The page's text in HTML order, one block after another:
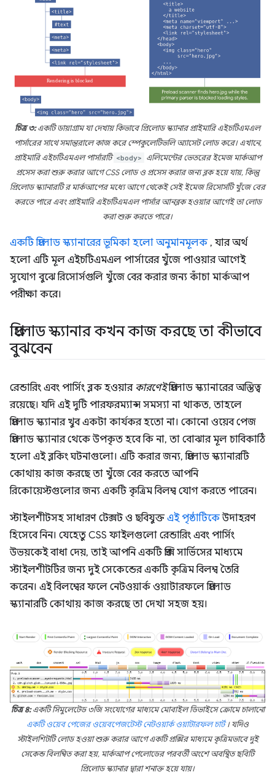
চিত্র ৩:একটি ডায়াগ্রাম যা দেখায় কিভাবে প্রিলোড স্ক্যানার প্রাইমারি এইচটিএমএল
পার্সারের সাথে সমান্তরালে কাজ করে স্পেকুলেটিভলি অ্যাসেট লোড করে। এখানে,
প্রাইমারি এইচটিএমএল পার্সারটি <body> এলিমেন্টের ভেতরের ইমেজ মার্কআপ
প্রসেস করা শুরু করার আগে CSS লোড ও প্রসেস করার জন্য ব্লক হয়ে যায়, কিন্তু
প্রিলোড স্ক্যানারটি র মার্কআপের মধ্যে আগে থেকেই সেই ইমেজ রিসোর্সটি খুঁজে বের
করতে পারে এবং প্রাইমারি এইচটিএমএল পার্সার আনব্লক হওয়ার আগেই তা লোড
করা শুরু করতে পারে।
একটি প্রিলোড স্ক্যানারের ভূমিকা হলো অনুমানমূলক, যার অর্থ
হলো এটি মূল এইচটিএমএল পার্সারের খুঁজে পাওয়ার আগেই
সুযোগ বুঝে রিসোর্সগুলি খুঁজে বের করার জন্য কাঁচা মার্কআপ
পরীক্ষা করে।
প্রিলোড স্ক্যানার কখন কাজ করছে তা কীভাবে
বুঝবেন
রেন্ডারিং এবং পার্সিং ব্লক হওয়ার কারণেইপ্রিলোড স্ক্যানারের অস্তিত্ব
রয়েছে। যদি এই দুটি পারফরম্যান্স সমস্যা না থাকত, তাহলে
প্রিলোড স্ক্যানার খুব একটা কার্যকর হতো না। কোনো ওয়েব পেজ
প্রিলোড স্ক্যানার থেকে উপকৃত হবে কি না, তা বোঝার মূল চাবিকাঠি
হলো এই ব্লকিং ঘটনাগুলো। এটি করার জন্য, প্রিলোড স্ক্যানারটি
কোথায় কাজ করছে তা খুঁজে বের করতে আপনি
রিকোয়েস্টগুলোর জন্য একটি কৃত্রিম বিলম্ব যোগ করতে পারেন।
স্টাইলশীটসহ সাধারণ টেক্সট ও ছবিযুক্তএই পৃষ্ঠাটিকেউদাহরণ
হিসেবে নিন। যেহেতু CSS ফাইলগুলো রেন্ডারিং এবং পার্সিং
উভয়কেই বাধা দেয়, তাই আপনি একটি প্রক্সি সার্ভিসের মাধ্যমে
স্টাইলশীটটির জন্য দুই সেকেন্ডের একটি কৃত্রিম বিলম্ব তৈরি
করেন। এই বিলম্বের ফলে নেটওয়ার্ক ওয়াটারফলে প্রিলোড
স্ক্যানারটি কোথায় কাজ করছে তা দেখা সহজ হয়।
চিত্র ৪:একটি সিমুলেটেড ৩জি সংযোগের মাধ্যমে মোবাইল ডিভাইসে ক্রোমে চালানো
একটি ওয়েব পেজের ওয়েবপেজটেস্ট নেটওয়ার্ক ওয়াটারফল চার্ট। যদিও
স্টাইলশিটটি লোড হওয়া শুরু করার আগে একটি প্রক্সির মাধ্যমে কৃত্রিমভাবে দুই
সেকেন্ড বিলম্বিত করা হয়, মার্কআপ পেলোডের পরবর্তী অংশে অবস্থিত ছবিটি
প্রিলোড স্ক্যানার দ্বারা শনাক্ত হয়ে যায়।